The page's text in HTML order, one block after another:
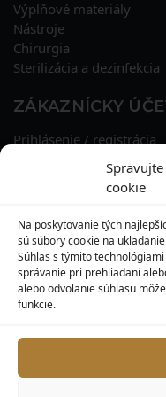
cookie
Na poskytovanie tých
sú súbory cookie na
Súhlas s týmito
správanie pri prehliadaní
alebo odvolanie súhlasu
funkcie.
Výplňové materiály
Nástroje
Chirurgia
Sterilizácia a dezinfekcia
ZÁKAZNÍCKY
Prihlásenie / registrácia
História objednávok
Zľavové kupóny
KONTAKT
MAXILO DENTAL, s. r. o.
917 05 Trnava